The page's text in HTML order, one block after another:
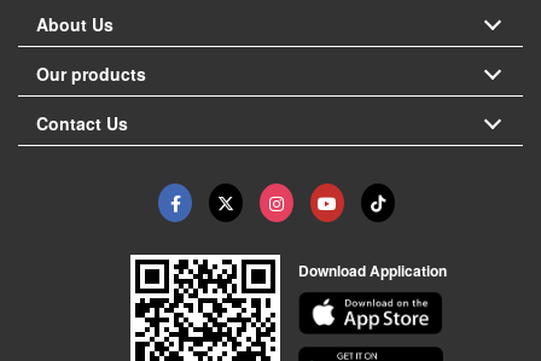
About Us
Our products
Contact Us
Download Application